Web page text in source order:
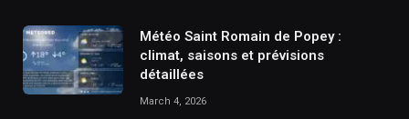
Météo Saint Romain de Popey :
climat, saisons et prévisions
détaillées
March 4, 2026